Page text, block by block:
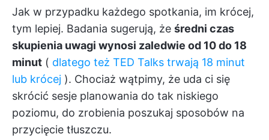
Jak w przypadku każdego spotkania, im krócej,
tym lepiej. Badania sugerują, że średni czas
skupienia uwagi wynosi zaledwie od 10 do 18
minut ( dlatego też TED Talks trwają 18 minut
lub krócej ). Chociaż wątpimy, że uda ci się
skrócić sesje planowania do tak niskiego
poziomu, do zrobienia poszukaj sposobów na
przycięcie tłuszczu.